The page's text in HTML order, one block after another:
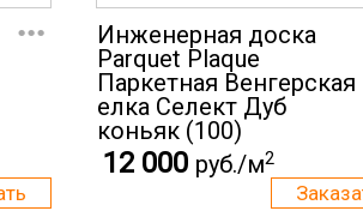
...
Инженерная доска
Parquet Plaque
Паркетная Венгерская
елка Селект Дуб
коньяк (100)
12 000 руб./м2